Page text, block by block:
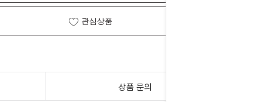
관심상품
상품 문의